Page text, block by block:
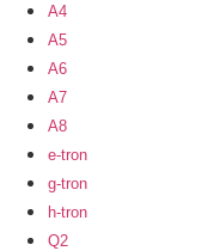
A4
A5
A6
A7
A8
e-tron
g-tron
h-tron
Q2